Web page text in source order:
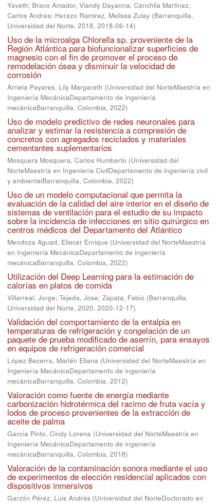
Yaveth; Bravo Amador, Viandy Dayanna; Canchila Martinez,
Carlos Andres; Herazo Ramirez, Melissa Zulay (Barranquilla,
Universidad del Norte, 2018, 2018-06-14)
Uso de la microalga Chlorella sp. proveniente de la
Región Atlántica para biofuncionalizar superficies de
magnesio con el fin de promover el proceso de
remodelación ósea y disminuir la velocidad de
corrosión
Arrieta Payares, Lily Margareth (Universidad del NorteMaestría en
Ingeniería MecánicaDepartamento de ingeniería
mecánicaBarranquilla, Colombia, 2022)
Uso de modelo predictivo de redes neuronales para
analizar y estimar la resistencia a compresión de
concretos con agregados reciclados y materiales
cementantes suplementarios
Mosquera Mosquera, Carlos Humberto (Universidad del
NorteMaestría en Ingeniería CivilDepartamento de ingeniería civil
y ambientalBarranquilla, Colombia, 2022)
Uso de un modelo computacional que permita la
evaluación de la calidad del aire interior en el diseño de
sistemas de ventilación para el estudio de su impacto
sobre la incidencia de infecciones en sitio quirúrgico en
centros médicos del Departamento del Atlántico
Mendoza Aguad, Eliecer Enrique (Universidad del NorteMaestría
en Ingeniería MecánicaDepartamento de ingeniería
mecánicaBarranquilla, Colombia, 2022)
Utilización del Deep Learning para la estimación de
calorías en platos de comida
Villarreal, Jorge; Tejeda, Jose; Zapata, Fabio (Barranquilla,
Universidad del Norte, 2020, 2020-12-17)
Validación del comportamiento de la entalpia en
temperaturas de refrigeración y congelación de un
paquete de prueba modificado de aserrín, para ensayos
en equipos de refrigeración comercial
López Becerra, Marlén Eliana (Universidad del NorteMaestría en
Ingeniería MecánicaDepartamento de ingeniería
mecánicaBarranquilla, Colombia, 2012)
Valoración como fuente de energía mediante
carbonización hidrotérmica del racimo de fruta vacía y
lodos de proceso provenientes de la extracción de
aceite de palma
García Pinto, Cindy Lorena (Universidad del NorteMaestría en
Ingeniería MecánicaDepartamento de ingeniería
mecánicaBarranquilla, Colombia, 2018)
Valoración de la contaminación sonora mediante el uso
de experimentos de elección residencial aplicados con
dispositivos inmersivos
Garzón Pérez, Luis Andrés (Universidad del NorteDoctorado en